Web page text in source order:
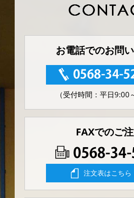
お電話でのお問
（受付時間：平日9:00
FAXでのご
注文表はこちら